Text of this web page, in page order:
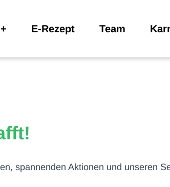
E-Rezept Team
spannenden Aktionen und unseren